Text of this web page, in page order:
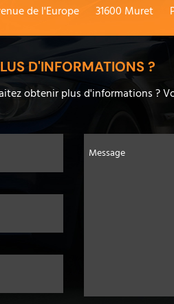
de l'Europe 31600 Muret
D'INFORMATIONS ?
obtenir plus d'informations ?
Message